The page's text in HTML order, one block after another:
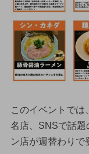
このイベントでは
名店、SNSで話題
ン店が週替わりで